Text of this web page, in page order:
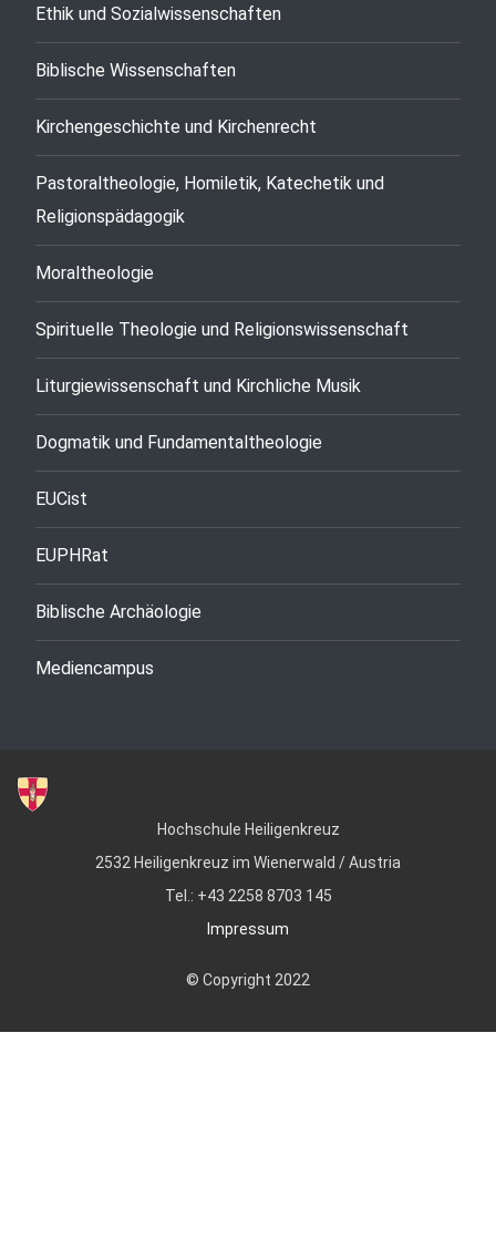
Ethik und Sozialwissenschaften
Biblische Wissenschaften
Kirchengeschichte und Kirchenrecht
Pastoraltheologie, Homiletik, Katechetik und
Religionspädagogik
Moraltheologie
Spirituelle Theologie und Religionswissenschaft
Liturgiewissenschaft und Kirchliche Musik
Dogmatik und Fundamentaltheologie
EUCist
EUPHRat
Biblische Archäologie
Mediencampus
Hochschule Heiligenkreuz
2532 Heiligenkreuz im Wienerwald / Austria
Tel.: +43 2258 8703 145
Impressum
© Copyright 2022